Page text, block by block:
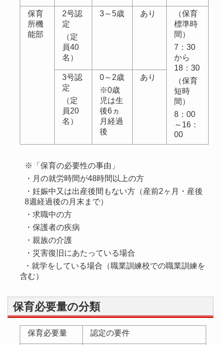
保育
所機
能部
2号認
定
（定
員40
名）
3～5歳 あり
（保育
標準時
間）
7：30
から
18：30
（保育
短時
間）
8：00
～16：
00
3号認
定
（定
員20
名）
0～2歳
※0歳
児は生
後6ヵ
月経過
後
あり
※「保育の必要性の事由」
・月の就労時間が48時間以上の方
・妊娠中又は出産後間もない方（産前2ヶ月・産後
8週経過後の月末まで）
・求職中の方
・保護者の疾病
・親族の介護
・災害復旧にあたっている場合
・就学をしている場合（職業訓練校での職業訓練を
含む）
保育必要量の分類
保育必要量 認定の要件